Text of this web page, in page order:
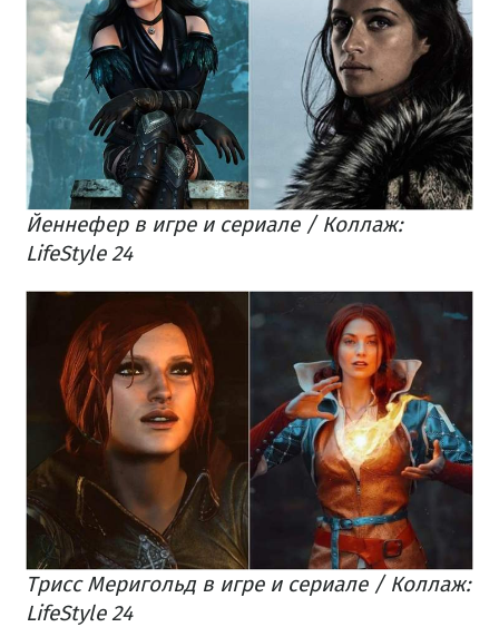
Йеннефер в игре и сериале / Коллаж:
LifeStyle 24
Трисс Меригольд в игре и сериале / Коллаж:
LifeStyle 24